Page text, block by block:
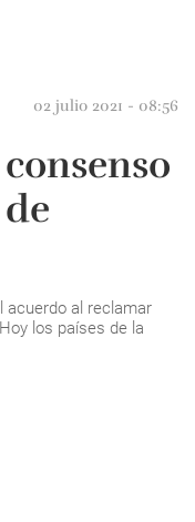
02 julio 2021 - 08:56
acuerdo al reclamar
los países de la